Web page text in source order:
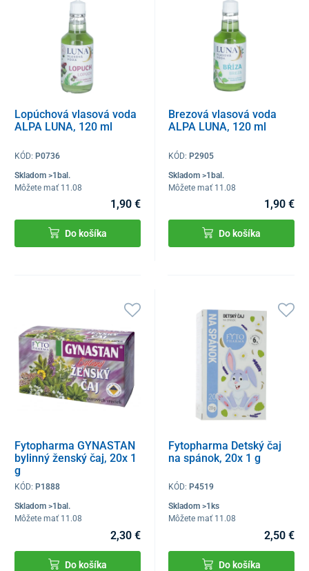
Lopúchová vlasová voda
ALPA LUNA, 120 ml
KÓD: P0736
Skladom >1bal.
Môžete mať 11.08
1,90 €
Do košíka
Brezová vlasová voda
ALPA LUNA, 120 ml
KÓD:P2905
Skladom >1bal.
Môžete mať 11.08
1,90 €
Do košíka
Fytopharma GYNASTAN
bylinný ženský čaj, 20x 1
g
KÓD: P1888
Skladom >1bal.
Môžete mať 11.08
2,30 €
Do košíka
Fytopharma Detský čaj
na spánok, 20x 1 g
KÓD: P4519
Skladom >1ks
Môžete mať 11.08
2,50 €
Do košíka